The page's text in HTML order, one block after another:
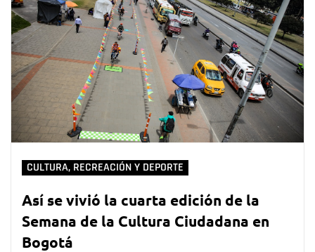
CULTURA, RECREACIÓN Y DEPORTE
Así se vivió la cuarta edición de la
Semana de la Cultura Ciudadana en
Bogotá